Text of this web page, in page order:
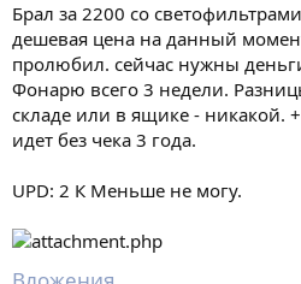
Брал за 2200 со
дешевая цена на данный
пролюбил. сейчас нужны
Фонарю всего 3 недели.
складе или в ящике - никакой.
идет без чека 3 года.
UPD: 2 К Меньше не могу.